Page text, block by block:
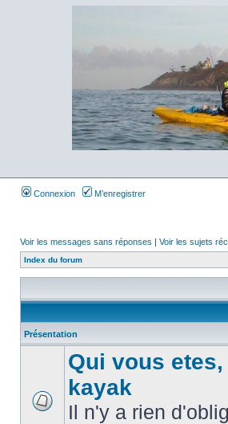
Connexion M’enregistrer
Voir les messages sans réponses | Voir les sujets
Index du forum
Présentation
Qui vous
kayak
Il n'y a rien